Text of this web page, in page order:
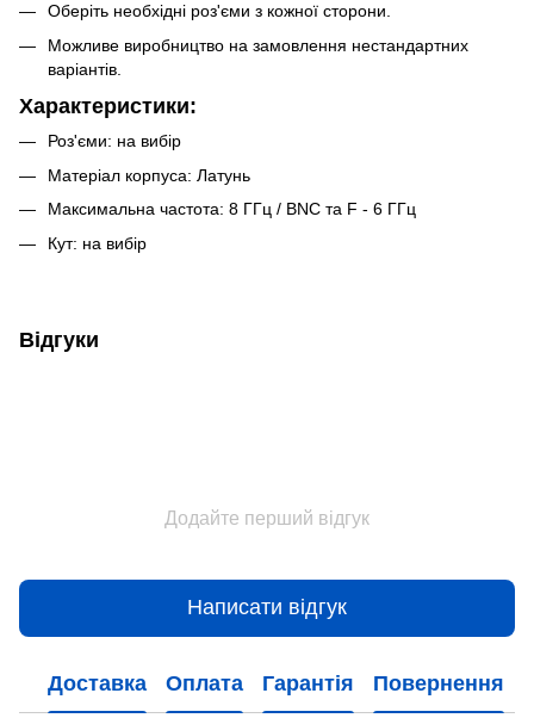
Оберіть необхідні роз'єми з кожної сторони.
Можливе виробництво на замовлення нестандартних
варіантів.
Характеристики:
Роз'єми: на вибір
Матеріал корпуса: Латунь
Максимальна частота: 8 ГГц / BNC та F - 6 ГГц
Кут: на вибір
Відгуки
Додайте перший відгук
Написати відгук
Доставка Оплата Гарантія Повернення